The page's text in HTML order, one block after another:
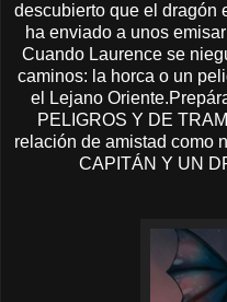
descubierto que el dragón
ha enviado a unos
Cuando Laurence se
caminos: la horca o un
el Lejano
PELIGROS Y DE
relación de amistad como
CAPITÁN Y UN